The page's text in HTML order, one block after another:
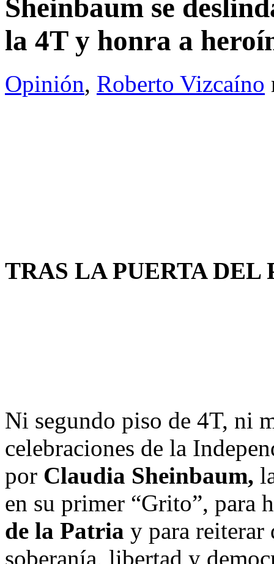
Sheinbaum se
la 4T y honra a
Opinión, Roberto Vizcaíno
TRAS LA PUERTA DEL
Ni segundo piso de 4T, ni
celebraciones de la
por Claudia Sheinbaum,
en su primer “Grito”, para
de la Patria y para reiterar
soberanía, libertad y